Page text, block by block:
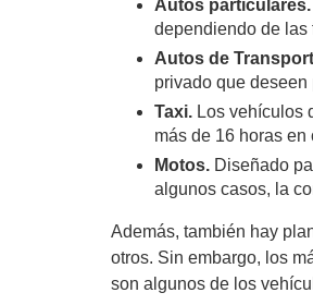
Autos particulares.
dependiendo de las
Autos de
privado que
Taxi. Los vehículos
más de 16 horas
Motos. Diseñado
algunos casos, la
Además, también hay
otros. Sin embargo, los
son algunos de los